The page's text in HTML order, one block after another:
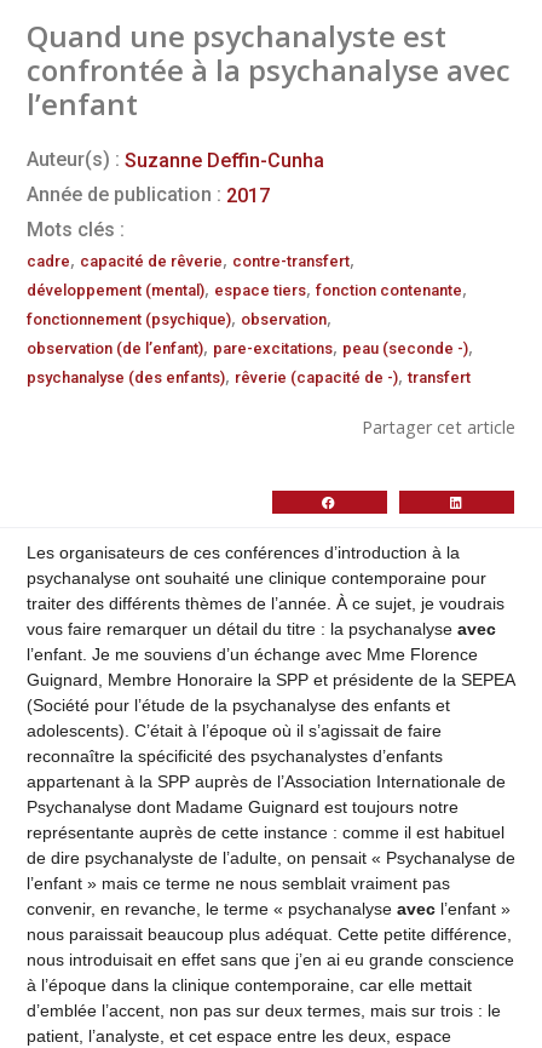
Quand une psychanalyste est
confrontée à la psychanalyse avec
l’enfant
Auteur(s) : Suzanne Deffin-Cunha
Année de publication : 2017
Mots clés :
cadre, capacité de rêverie, contre-transfert,
développement (mental), espace tiers, fonction contenante,
fonctionnement (psychique), observation,
observation (de l’enfant), pare-excitations, peau (seconde -),
psychanalyse (des enfants), rêverie (capacité de -),transfert
Partager cet article
Les organisateurs de ces conférences d’introduction à la
psychanalyse ont souhaité une clinique contemporaine pour
traiter des différents thèmes de l’année. À ce sujet, je voudrais
vous faire remarquer un détail du titre : la psychanalyse avec
l’enfant. Je me souviens d’un échange avec Mme Florence
Guignard, Membre Honoraire la SPP et présidente de la SEPEA
(Société pour l’étude de la psychanalyse des enfants et
adolescents). C’était à l’époque où il s’agissait de faire
reconnaître la spécificité des psychanalystes d’enfants
appartenant à la SPP auprès de l’Association Internationale de
Psychanalyse dont Madame Guignard est toujours notre
représentante auprès de cette instance : comme il est habituel
de dire psychanalyste de l’adulte, on pensait « Psychanalyse de
l’enfant » mais ce terme ne nous semblait vraiment pas
convenir, en revanche, le terme « psychanalyse avec l’enfant »
nous paraissait beaucoup plus adéquat. Cette petite différence,
nous introduisait en effet sans que j’en ai eu grande conscience
à l’époque dans la clinique contemporaine, car elle mettait
d’emblée l’accent, non pas sur deux termes, mais sur trois : le
patient, l’analyste, et cet espace entre les deux, espace